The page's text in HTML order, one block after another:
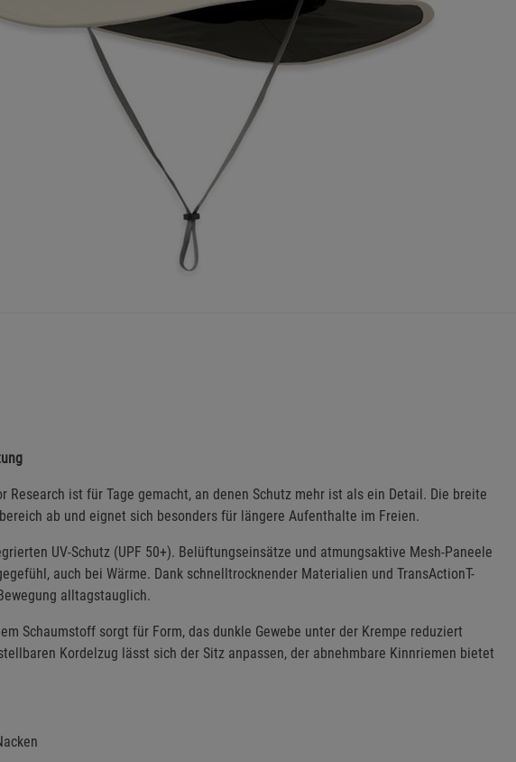
Research ist für Tage gemacht, an denen Schutz mehr ist als ein Detail. Die breite
ab und eignet sich besonders für längere Aufenthalte im Freien.
UV-Schutz (UPF 50+). Belüftungseinsätze und atmungsaktive Mesh-Paneele
auch bei Wärme. Dank schnelltrocknender Materialien und TransActionT-
alltagstauglich.
Schaumstoff sorgt für Form, das dunkle Gewebe unter der Krempe reduziert
Kordelzug lässt sich der Sitz anpassen, der abnehmbare Kinnriemen bietet